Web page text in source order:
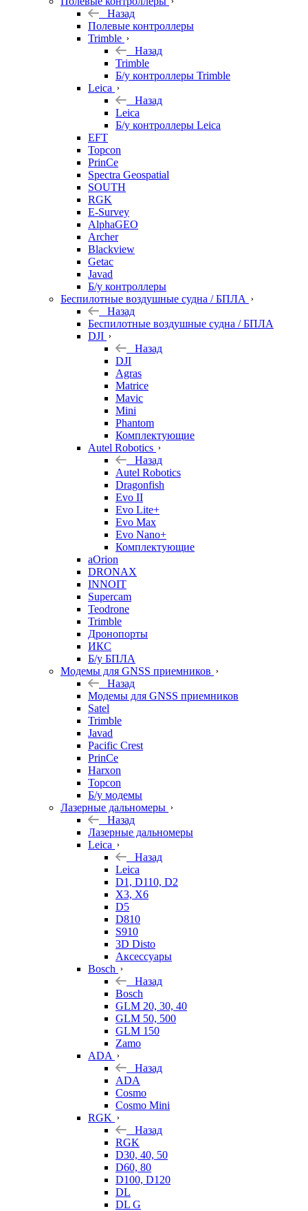
Назад
Полевые контроллеры
Trimble
Назад
Trimble
Б/у контроллеры Trimble
Leica
Назад
Leica
Б/у контроллеры Leica
EFT
Topcon
PrinCe
Spectra Geospatial
SOUTH
RGK
E-Survey
AlphaGEO
Archer
Blackview
Getac
Javad
Б/у контроллеры
Беспилотные воздушные судна / БПЛА
Назад
Беспилотные воздушные судна / БПЛА
DJI
Назад
DJI
Agras
Matrice
Mavic
Mini
Phantom
Комплектующие
Autel Robotics
Назад
Autel Robotics
Dragonfish
Evo II
Evo Lite+
Evo Max
Evo Nano+
Комплектующие
aOrion
DRONAX
INNOIT
Supercam
Teodrone
Trimble
Дронопорты
ИКС
Б/у БПЛА
Модемы для GNSS приемников
Назад
Модемы для GNSS приемников
Satel
Trimble
Javad
Pacific Crest
PrinCe
Harxon
Topcon
Б/у модемы
Лазерные дальномеры
Назад
Лазерные дальномеры
Leica
Назад
Leica
D1, D110, D2
X3, X6
D5
D810
S910
3D Disto
Аксессуары
Bosch
Назад
Bosch
GLM 20, 30, 40
GLM 50, 500
GLM 150
Zamo
ADA
Назад
ADA
Cosmo
Cosmo Mini
RGK
Назад
RGK
D30, 40, 50
D60, 80
D100, D120
DL
DL G